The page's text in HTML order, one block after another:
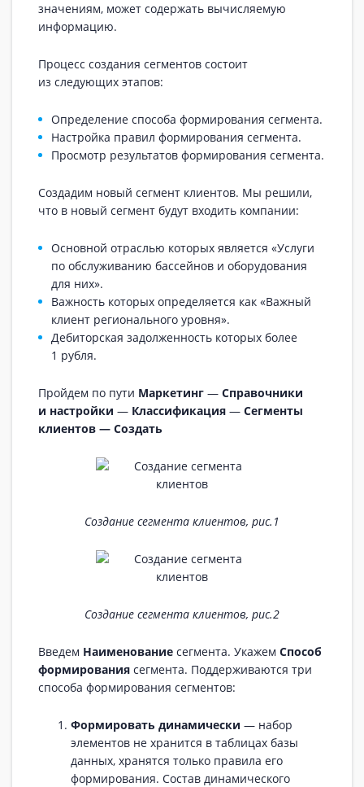
значениям, может содержать вычисляемую
информацию.
Процесс создания сегментов состоит
из следующих этапов:
Определение способа формирования сегмента.
Настройка правил формирования сегмента.
Просмотр результатов формирования сегмента.
Создадим новый сегмент клиентов. Мы решили,
что в новый сегмент будут входить компании:
Основной отраслью которых является «Услуги
по обслуживанию бассейнов и оборудования
для них».
Важность которых определяется как «Важный
клиент регионального уровня».
Дебиторская задолженность которых более
1 рубля.
Пройдем по пути Маркетинг — Справочники
и настройки — Классификация — Сегменты
клиентов — Создать
Создание сегмента клиентов, рис.1
Создание сегмента клиентов, рис.2
Введем Наименование сегмента. Укажем Способ
формирования сегмента. Поддерживаются три
способа формирования сегментов:
Формировать динамически — набор
элементов не хранится в таблицах базы
данных, хранятся только правила его
формирования. Состав динамического